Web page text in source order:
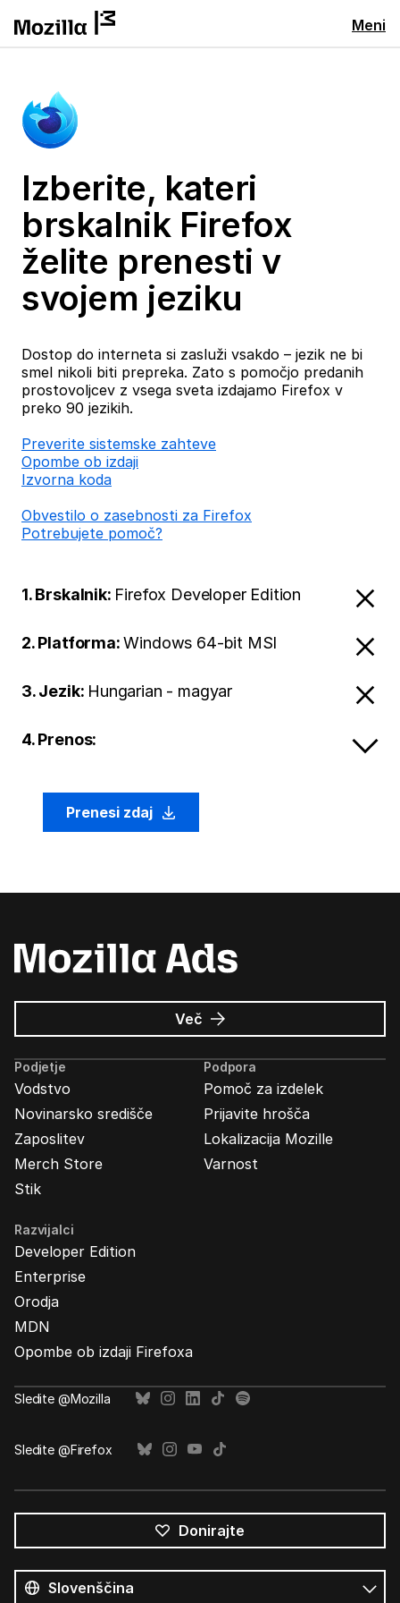
Meni
Izberite, kateri
brskalnik Firefox
želite prenesti v
svojem jeziku
Dostop do interneta si zasluži vsakdo – jezik ne bi
smel nikoli biti prepreka. Zato s pomočjo predanih
prostovoljcev z vsega sveta izdajamo Firefox v
preko 90 jezikih.
Preverite sistemske zahteve
Opombe ob izdaji
Izvorna koda
Obvestilo o zasebnosti za Firefox
Potrebujete pomoč?
1. Brskalnik: Firefox Developer Edition
2. Platforma:Windows 64-bit MSI
3. Jezik: Hungarian - magyar
4. Prenos:
Prenesi zdaj
Več o
Oglasi
Mozilla
Podjetje
Vodstvo
Novinarsko središče
Zaposlitev
Merch Store
Stik
Podpora
Pomoč za izdelek
Prijavite hrošča
Lokalizacija Mozille
Varnost
Razvijalci
Developer Edition
Enterprise
Orodja
MDN
Opombe ob izdaji Firefoxa
Sledite @Mozilla
Sledite @Firefox
Donirajte
jeziki
Jezik